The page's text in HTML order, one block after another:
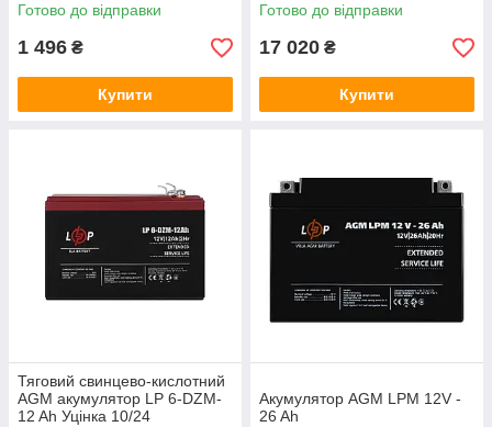
Готово до відправки
1 496 ₴
Купити
Готово до відправки
17 020 ₴
Купити
Тяговий свинцево-кислотний
AGM акумулятор LP 6-DZM-
12 Ah Уцінка 10/24
Акумулятор AGM LPM 12V -
26 Ah